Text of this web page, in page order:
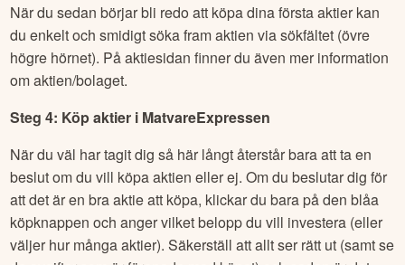
När du sedan börjar bli redo att köpa dina första aktier kan
du enkelt och smidigt söka fram aktien via sökfältet (övre
högre hörnet). På aktiesidan finner du även mer information
om aktien/bolaget.
Steg 4: Köp aktier i MatvareExpressen
När du väl har tagit dig så här långt återstår bara att ta en
beslut om du vill köpa aktien eller ej. Om du beslutar dig för
att det är en bra aktie att köpa, klickar du bara på den blåa
köpknappen och anger vilket belopp du vill investera (eller
väljer hur många aktier). Säkerställ att allt ser rätt ut (samt se